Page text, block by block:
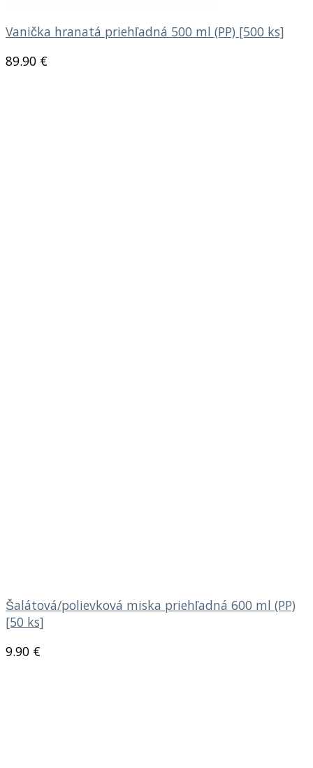
Vanička hranatá priehľadná 500 ml (PP) [500 ks]
89.90 €
Šalátová/polievková miska priehľadná 600 ml (PP)
[50 ks]
9.90 €